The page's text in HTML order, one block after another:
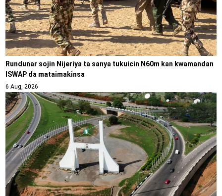
Rundunar sojin Nijeriya ta sanya tukuicin N60m kan kwamandan
ISWAP da mataimakinsa
6 Aug, 2026